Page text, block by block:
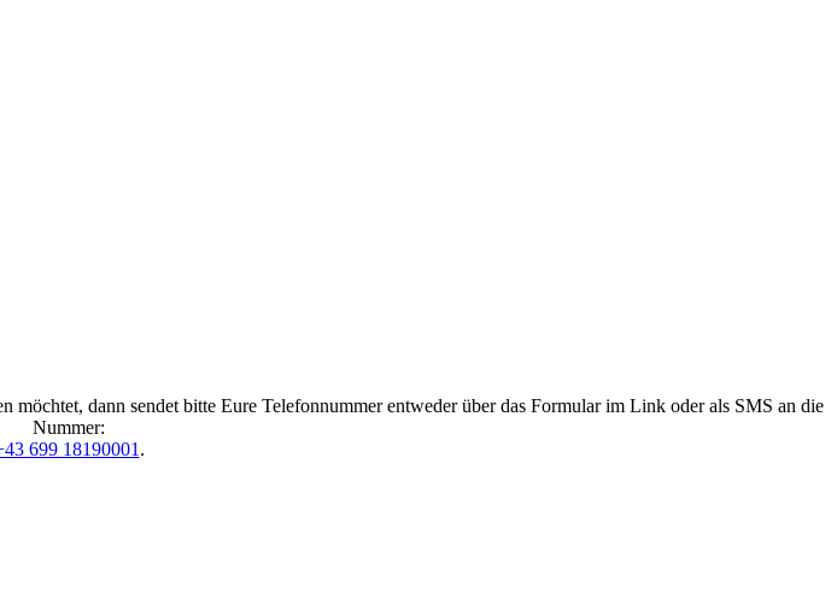
möchtet, dann sendet bitte Eure Telefonnummer entweder über das Formular im Link oder als SMS an die
Nummer:
699 18190001 .